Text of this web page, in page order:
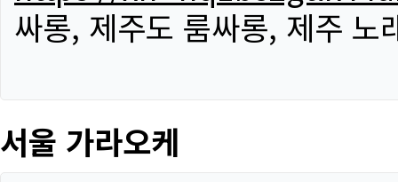
싸롱, 제주도 룸싸롱, 제주 노
서울 가라오케